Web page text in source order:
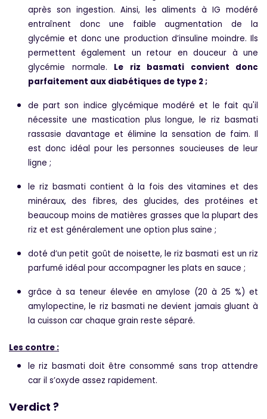
après son ingestion. Ainsi, les aliments à IG modéré
entraînent donc une faible augmentation de la
glycémie et donc une production d’insuline moindre. Ils
permettent également un retour en douceur à une
glycémie normale. Le riz basmati convient donc
parfaitement aux diabétiques de type 2 ;
de part son indice glycémique modéré et le fait qu'il
nécessite une mastication plus longue, le riz basmati
rassasie davantage et élimine la sensation de faim. Il
est donc idéal pour les personnes soucieuses de leur
ligne ;
le riz basmati contient à la fois des vitamines et des
minéraux, des fibres, des glucides, des protéines et
beaucoup moins de matières grasses que la plupart des
riz et est généralement une option plus saine ;
doté d’un petit goût de noisette, le riz basmati est un riz
parfumé idéal pour accompagner les plats en sauce ;
grâce à sa teneur élevée en amylose (20 à 25 %) et
amylopectine, le riz basmati ne devient jamais gluant à
la cuisson car chaque grain reste séparé.
Les contre :
le riz basmati doit être consommé sans trop attendre
car il s’oxyde assez rapidement.
Verdict ?